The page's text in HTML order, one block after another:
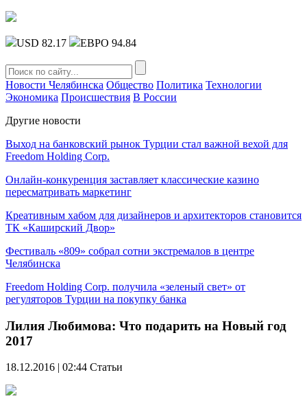
USD 82.17 ЕВРО 94.84
Новости Челябинска Общество Политика Технологии
Экономика Происшествия В России
Другие новости
Выход на банковский рынок Турции стал важной вехой для
Freedom Holding Corp.
Онлайн-конкуренция заставляет классические казино
пересматривать маркетинг
Креативным хабом для дизайнеров и архитекторов становится
ТК «Каширский Двор»
Фестиваль «809» собрал сотни экстремалов в центре
Челябинска
Freedom Holding Corp. получила «зеленый свет» от
регуляторов Турции на покупку банка
Лилия Любимова: Что подарить на Новый год
2017
18.12.2016 | 02:44 Статьи